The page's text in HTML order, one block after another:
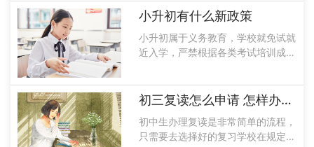
一年高中学习过的知识，与应届生是
业证书的......
小升初有什么新政策
小升初属于义务教育，学校就免试就
近入学，严禁根据各类考试培训成绩
育，学校招生纳入审批，需要进行统
同步招生的......
初三复读怎么申请 怎样办理复读
初中生办理复读是非常简单的流程，
只需要去选择好的复习学校在规定的